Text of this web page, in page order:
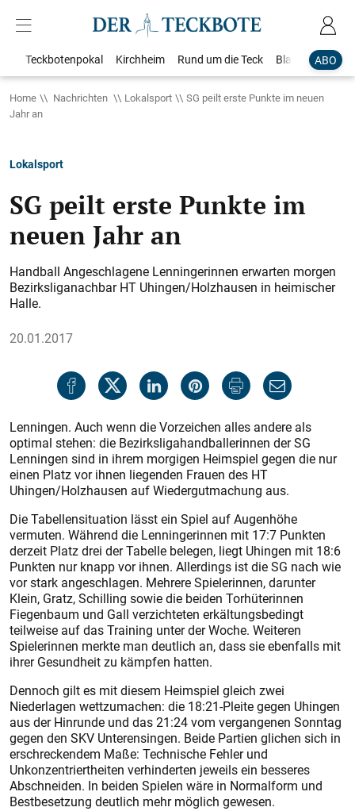
ABO
Teckbotenpokal Kirchheim Rund um die Teck Blaulicht
Home Nachrichten Lokalsport
SG peilt erste Punkte im neuen
Jahr an
Lokalsport
SG peilt erste Punkte im
neuen Jahr an
Handball Angeschlagene Lenningerinnen erwarten morgen
Bezirksliganachbar HT Uhingen/Holzhausen in heimischer
Halle.
20.01.2017
Lenningen. Auch wenn die Vorzeichen alles andere als
optimal stehen: die Bezirksligahandballerinnen der SG
Lenningen sind in ihrem morgigen Heimspiel gegen die nur
einen Platz vor ihnen liegenden Frauen des HT
Uhingen/Holzhausen auf Wiedergutmachung aus.
Die Tabellensituation lässt ein Spiel auf Augenhöhe
vermuten. Während die Lenningerinnen mit 17:7 Punkten
derzeit Platz drei der Tabelle belegen, liegt Uhingen mit 18:6
Punkten nur knapp vor ihnen. Allerdings ist die SG nach wie
vor stark angeschlagen. Mehrere Spielerinnen, darunter
Klein, Gratz, Schilling sowie die beiden Torhüterinnen
Fiegenbaum und Gall verzichteten erkältungsbedingt
teilweise auf das Training unter der Woche. Weiteren
Spielerinnen merkte man deutlich an, dass sie ebenfalls mit
ihrer Gesundheit zu kämpfen hatten.
Dennoch gilt es mit diesem Heimspiel gleich zwei
Niederlagen wettzumachen: die 18:21-Pleite gegen Uhingen
aus der Hinrunde und das 21:24 vom vergangenen Sonntag
gegen den SKV Unterensingen. Beide Partien glichen sich in
erschreckendem Maße: Technische Fehler und
Unkonzentriertheiten verhinderten jeweils ein besseres
Abschneiden. In beiden Spielen wäre in Normalform und
Bestbesetzung deutlich mehr möglich gewesen.